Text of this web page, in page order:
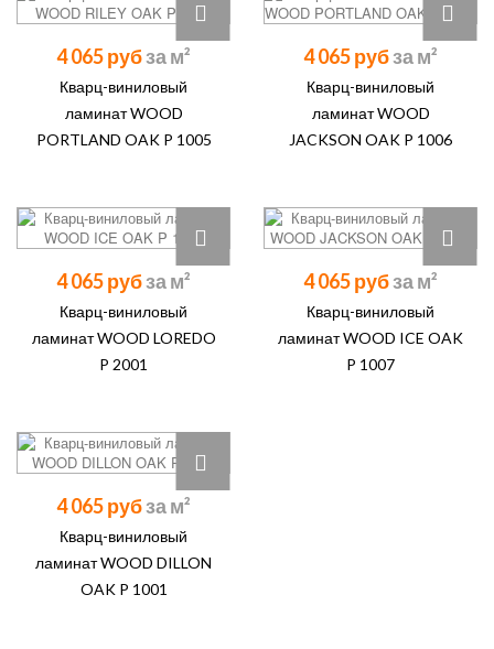
4 065 руб
Кварц-виниловый
ламинат WOOD
PORTLAND OAK P 1005
4 065 руб
Кварц-виниловый
ламинат WOOD
JACKSON OAK P 1006
4 065 руб
Кварц-виниловый
ламинат WOOD LOREDO
P 2001
4 065 руб
Кварц-виниловый
ламинат WOOD ICE OAK
P 1007
4 065 руб
Кварц-виниловый
ламинат WOOD DILLON
OAK P 1001